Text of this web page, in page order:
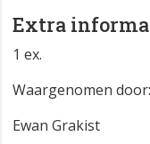
Extra
1 ex.
Waargenomen door:
Ewan Grakist